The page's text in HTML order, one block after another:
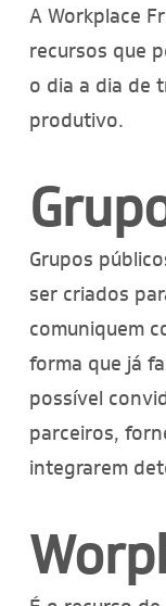
A Workplace
recursos que
o dia a dia de
produtivo.
Grupos
ser criados
comuniquem
forma que já
possível
parceiros,
integrarem